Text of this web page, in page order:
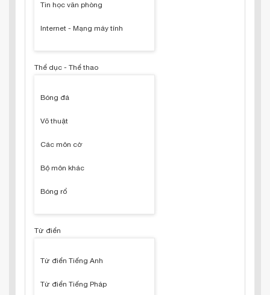
Tin học văn phòng
Internet - Mạng máy tính
Thể dục - Thể thao
Bóng đá
Võ thuật
Các môn cờ
Bộ môn khác
Bóng rổ
Từ điển
Từ điển Tiếng Anh
Từ điển Tiếng Pháp